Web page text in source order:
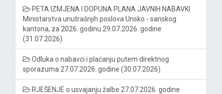
PETA IZMJENA I DOPUNA PLANA JAVNIH NABAVKI
Ministarstva unutrašnjih poslova Unsko - sanskog
kantona, za 2026. godinu 29.07.2026. godine
(31.07.2026)
Odluka o nabavci i plaćanju putem direktnog
sporazuma 27.07.2026. godine (30.07.2026)
RJEŠENJE o usvajanju žalbe 27.07.2026. godine